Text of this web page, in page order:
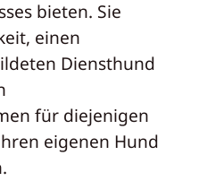
bieten. Sie
einen
Diensthund
für diejenigen
eigenen Hund